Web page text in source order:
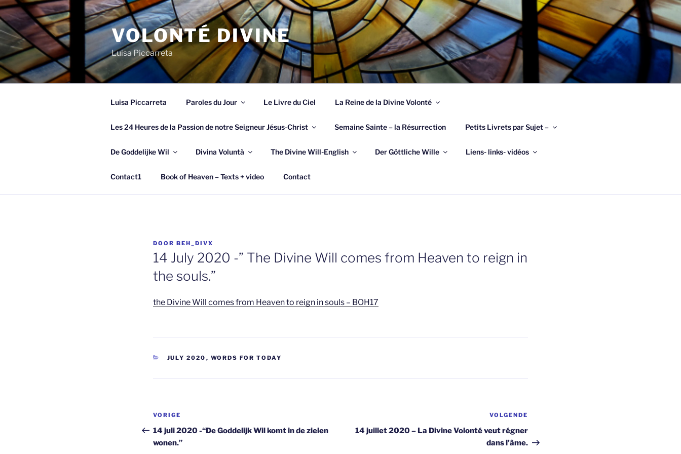
Spring
naar
de
inhoud
VOLONTÉ DIVINE
Luisa Piccarreta
Luisa Piccarreta Paroles du Jour Le Livre du Ciel La Reine de la Divine Volonté
Les 24 Heures de la Passion de notre Seigneur Jésus-Christ Semaine Sainte – la Résurrection Petits Livrets par Sujet –
De Goddelijke Wil Divina Voluntà The Divine Will-English Der Göttliche Wille Liens- links- vidéos
Contact1 Book of Heaven – Texts + video Contact
GEPLAATST
OP
DOOR BEH_DIVX
14 July 2020 -” The Divine Will comes from Heaven to reign in
the souls.”
the Divine Will comes from Heaven to reign in souls – BOH17
CATEGORIEËN
JULY 2020 , WORDS FOR TODAY
Berichtnavigatie
Vorig
bericht
VORIGE
14 juli 2020 -“De Goddelijk Wil komt in de zielen
wonen.”
bericht
VOLGENDE
14 juillet 2020 – La Divine Volonté veut régner
dans l’âme.